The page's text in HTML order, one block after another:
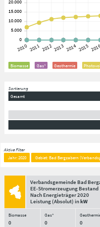
Biomasse Gas* Geothermie
Sortierung
Gesamt
Aktive Filter
Jahr: 2020
Gebiet: Bad Bergzabern
Verbandsgemeinde Bad
EE-Stromerzeugung Bestand
Nach Energieträger2020
Leistung(Absolut) inkW
Biomasse Gas*
0 0 0